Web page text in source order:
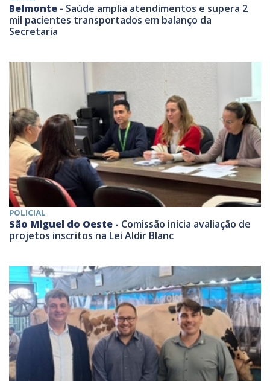
Belmonte - Saúde amplia atendimentos e supera 2
mil pacientes transportados em balanço da
Secretaria
POLICIAL
São Miguel do Oeste - Comissão inicia avaliação de
projetos inscritos na Lei Aldir Blanc